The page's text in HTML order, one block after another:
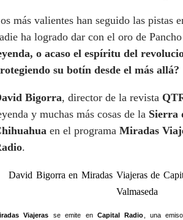
más valientes han seguido las pistas
ha logrado dar con el oro de
o acaso el espíritu del
su botín desde el más allá?
Bigorra, director de la revista
y muchas más cosas de la Sierra
en el programa Miradas
.
Viajeras se emite enCapital Radio , una